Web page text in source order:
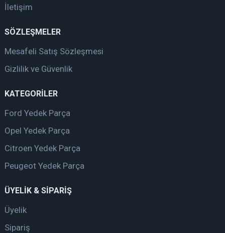
İletişim
SÖZLEŞMELER
Mesafeli Satış Sözleşmesi
Gizlilik ve Güvenlik
KATEGORİLER
Ford Yedek Parça
Opel Yedek Parça
Citroen Yedek Parça
Peugeot Yedek Parça
ÜYELİK & SİPARİŞ
Üyelik
Sipariş